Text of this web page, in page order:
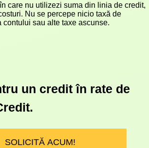
care nu utilizezi suma din linia de credit,
Nu se percepe nicio taxă de
contului sau alte taxe ascunse.
un credit în rate de
SOLICITĂ ACUM!